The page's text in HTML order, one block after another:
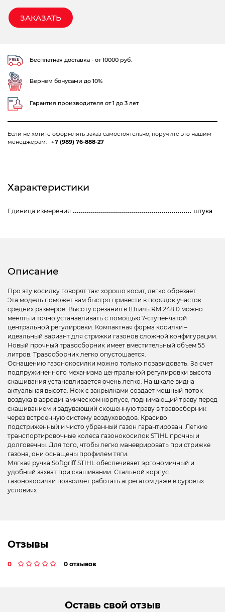
ЗАКАЗАТЬ
Бесплатная доставка - от 10000 руб.
Вернем бонусами до 10%
Гарантия производителя от 1 до 3 лет
Если не хотите оформлять заказ самостоятельно, поручите это нашим
менеджерам:
+7 (989) 76-888-27
Характеристики
Единица измерения штука
Описание
Про эту косилку говорят так: хорошо косит, легко обрезает.
Эта модель поможет вам быстро привести в порядок участок
средних размеров. Высоту срезания в Штиль RM 248.0 можно
менять и точно устанавливать с помощью 7-ступенчатой
центральной регулировки. Компактная форма косилки –
идеальный вариант для стрижки газонов сложной конфигурации.
Новый прочный травосборник имеет вместительный объем 55
литров. Травосборник легко опустошается.
Оснащению газонокосилки можно только позавидовать. За счет
подпружиненного механизма центральной регулировки высота
скашивания устанавливается очень легко. На шкале видна
актуальная высота. Нож с закрылками создает мощный поток
воздуха в аэродинамическом корпусе, поднимающий траву перед
скашиванием и задувающий скошенную траву в травосборник
через встроенную систему воздуховодов. Красиво
подстриженный и чисто убранный газон гарантирован. Легкие
транспортировочные колеса газонокосилок STIHL прочны и
долговечны. Для того, чтобы легко маневрировать при стрижке
газона, они оснащены профилем тяги.
Мягкая ручка Softgriff STIHL обеспечивает эргономичный и
удобный захват при скашивании. Стальной корпус
газонокосилки позволяет работать агрегатом даже в суровых
условиях.
Отзывы
0 0 отзывов
Оставь свой отзыв